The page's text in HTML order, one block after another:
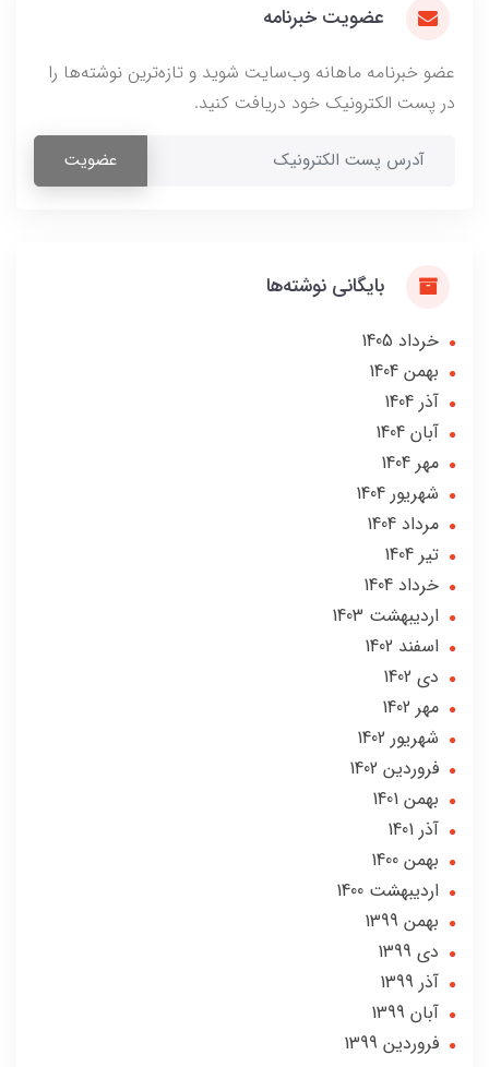
عضویت خبرنامه
عضو خبرنامه ماهانه وب‌سایت شوید و تازه‌ترین نوشته‌ها را
در پست الکترونیک خود دریافت کنید.
عضویت
بایگانی نوشته‌ها
خرداد 1405
بهمن 1404
آذر 1404
آبان 1404
مهر 1404
شهریور 1404
مرداد 1404
تير 1404
خرداد 1404
ارديبهشت 1403
اسفند 1402
دی 1402
مهر 1402
شهریور 1402
فروردین 1402
بهمن 1401
آذر 1401
بهمن 1400
ارديبهشت 1400
بهمن 1399
دی 1399
آذر 1399
آبان 1399
فروردین 1399